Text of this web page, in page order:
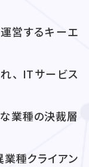
営するキーエ
、 ITサービス
業種の決裁層
種クライアン